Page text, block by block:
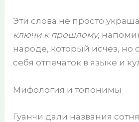
Эти слова не просто
ключи к прошлому,
народе, который исчез, но
себя отпечаток в языке и
Мифология и топонимы
Гуанчи дали названия